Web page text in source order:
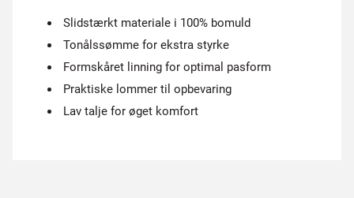
Slidstærkt materiale i 100% bomuld
Tonålssømme for ekstra styrke
Formskåret linning for optimal pasform
Praktiske lommer til opbevaring
Lav talje for øget komfort